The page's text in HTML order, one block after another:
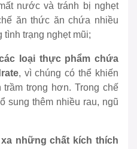
nước và tránh bị nghẹt
ăn thức ăn chứa nhiều
trạng nghẹt mũi;
loại thực phẩm chứa
, vì chúng có thể khiến
trọng hơn. Trong chế
sung thêm nhiều rau, ngũ
những chất kích thích